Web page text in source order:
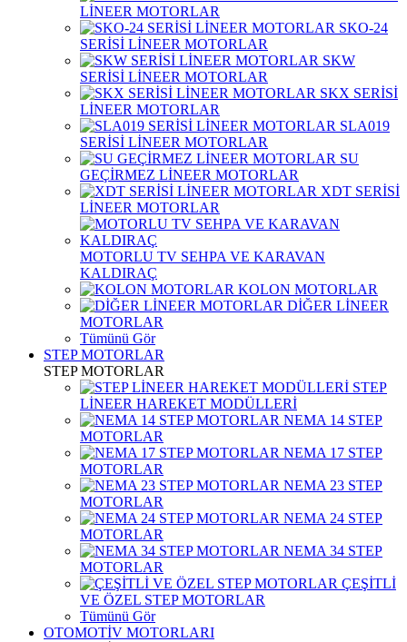
LİNEER MOTORLAR
SKO-24
SERİSİ LİNEER MOTORLAR
SKW
SERİSİ LİNEER MOTORLAR
SKX SERİSİ
LİNEER MOTORLAR
SLA019
SERİSİ LİNEER MOTORLAR
SU
GEÇİRMEZ LİNEER MOTORLAR
XDT SERİSİ
LİNEER MOTORLAR
MOTORLU TV SEHPA VE KARAVAN
KALDIRAÇ
KOLON MOTORLAR
DİĞER LİNEER
MOTORLAR
Tümünü Gör
STEP MOTORLAR
STEP MOTORLAR
STEP
LİNEER HAREKET MODÜLLERİ
NEMA 14 STEP
MOTORLAR
NEMA 17 STEP
MOTORLAR
NEMA 23 STEP
MOTORLAR
NEMA 24 STEP
MOTORLAR
NEMA 34 STEP
MOTORLAR
ÇEŞİTLİ
VE ÖZEL STEP MOTORLAR
Tümünü Gör
OTOMOTİV MOTORLARI